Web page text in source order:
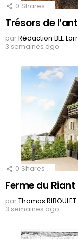
0 Shares
Trésors de
parRédaction BLE
3 semaines ago
0 Shares
Ferme du
parThomas RIBOULET
3 semaines ago